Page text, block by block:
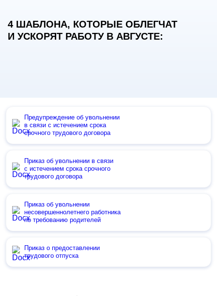
4 ШАБЛОНА, КОТОРЫЕ ОБЛЕГЧАТ
И УСКОРЯТ РАБОТУ В АВГУСТЕ:
Предупреждение об увольнении
в связи с истечением срока
срочного трудового договора
Приказ об увольнении в связи
с истечением срока срочного
трудового договора
Приказ об увольнении
несовершеннолетнего работника
по требованию родителей
Приказ о предоставлении
трудового отпуска